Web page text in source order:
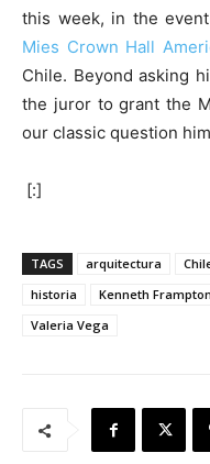
this week, in the
Mies Crown Hall
Chile. Beyond asking
the juror to grant the
our classic question
[:]
TAGS arquitectura
historia
Kenneth Frampton
Valeria Vega